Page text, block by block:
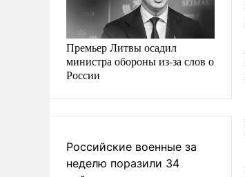
Премьер Литвы осадил
министра обороны из-за слов о
России
Российские военные за
неделю поразили 34